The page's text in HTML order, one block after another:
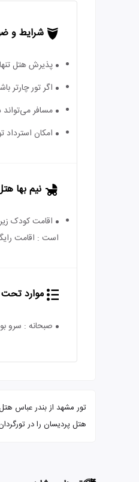
شرایط و
پذیرش هتل
اگر تور چارتر
مسافر می‌تواند
امکان استرداد
نیم بها
است : اقامت
موارد
صبحانه : سرو
هتل پردیسان را در